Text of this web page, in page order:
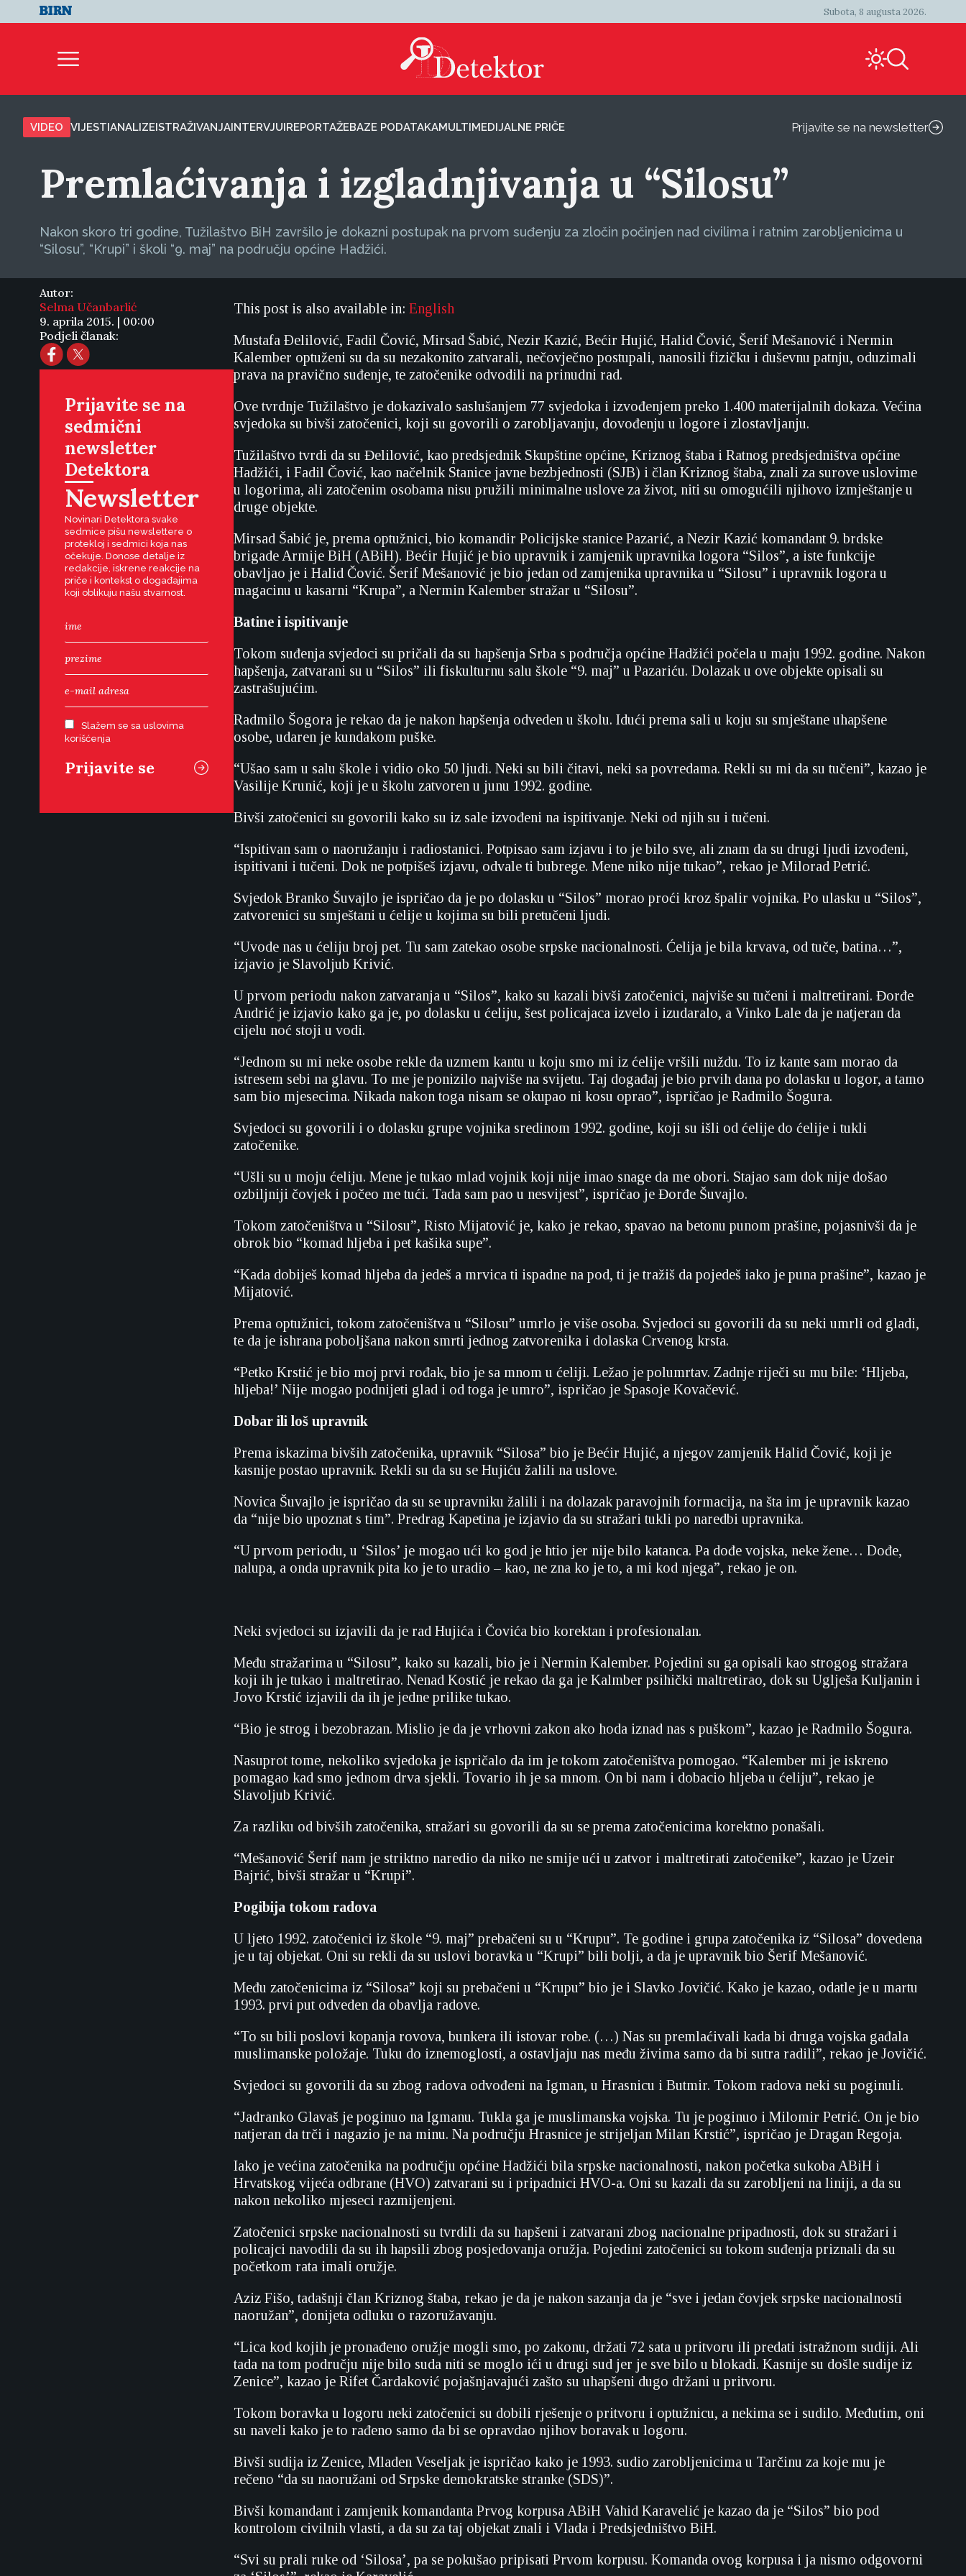
Subota, 8 augusta 2026.
VIDEO VIJESTIANALIZEISTRAŽIVANJAINTERVJUIREPORTAŽEBAZE PODATAKAMULTIMEDIJALNE PRIČE Prijavite se na newsletter
Premlaćivanja i izgladnjivanja u “Silosu”
Nakon skoro tri godine, Tužilaštvo BiH završilo je dokazni postupak na prvom suđenju za zločin počinjen nad civilima i ratnim zarobljenicima u
“Silosu”, “Krupi” i školi “9. maj” na području općine Hadžići.
Autor:
Selma Učanbarlić
9. aprila 2015. | 00:00
Podjeli članak:
Prijavite se na
sedmični
newsletter
Detektora
Newsletter
Novinari Detektora svake
sedmice pišu newslettere o
protekloj i sedmici koja nas
očekuje. Donose detalje iz
redakcije, iskrene reakcije na
priče i kontekst o događajima
koji oblikuju našu stvarnost.
Slažem se sa uslovima
korišćenja
This post is also available in: English
Mustafa Ðelilović, Fadil Čović, Mirsad Šabić, Nezir Kazić, Bećir Hujić, Halid Čović, Šerif Mešanović i Nermin
Kalember optuženi su da su nezakonito zatvarali, nečovječno postupali, nanosili fizičku i duševnu patnju, oduzimali
prava na pravično suđenje, te zatočenike odvodili na prinudni rad.
Ove tvrdnje Tužilaštvo je dokazivalo saslušanjem 77 svjedoka i izvođenjem preko 1.400 materijalnih dokaza. Većina
svjedoka su bivši zatočenici, koji su govorili o zarobljavanju, dovođenju u logore i zlostavljanju.
Tužilaštvo tvrdi da su Đelilović, kao predsjednik Skupštine općine, Kriznog štaba i Ratnog predsjedništva općine
Hadžići, i Fadil Čović, kao načelnik Stanice javne bezbjednosti (SJB) i član Kriznog štaba, znali za surove uslovime
u logorima, ali zatočenim osobama nisu pružili minimalne uslove za život, niti su omogućili njihovo izmještanje u
druge objekte.
Mirsad Šabić je, prema optužnici, bio komandir Policijske stanice Pazarić, a Nezir Kazić komandant 9. brdske
brigade Armije BiH (ABiH). Bećir Hujić je bio upravnik i zamjenik upravnika logora “Silos”, a iste funkcije
obavljao je i Halid Čović. Šerif Mešanović je bio jedan od zamjenika upravnika u “Silosu” i upravnik logora u
magacinu u kasarni “Krupa”, a Nermin Kalember stražar u “Silosu”.
Batine i ispitivanje
Tokom suđenja svjedoci su pričali da su hapšenja Srba s područja općine Hadžići počela u maju 1992. godine. Nakon
hapšenja, zatvarani su u “Silos” ili fiskulturnu salu škole “9. maj” u Pazariću. Dolazak u ove objekte opisali su
zastrašujućim.
Radmilo Šogora je rekao da je nakon hapšenja odveden u školu. Idući prema sali u koju su smještane uhapšene
osobe, udaren je kundakom puške.
“Ušao sam u salu škole i vidio oko 50 ljudi. Neki su bili čitavi, neki sa povredama. Rekli su mi da su tučeni”, kazao je
Vasilije Krunić, koji je u školu zatvoren u junu 1992. godine.
Bivši zatočenici su govorili kako su iz sale izvođeni na ispitivanje. Neki od njih su i tučeni.
“Ispitivan sam o naoružanju i radiostanici. Potpisao sam izjavu i to je bilo sve, ali znam da su drugi ljudi izvođeni,
ispitivani i tučeni. Dok ne potpišeš izjavu, odvale ti bubrege. Mene niko nije tukao”, rekao je Milorad Petrić.
Svjedok Branko Šuvajlo je ispričao da je po dolasku u “Silos” morao proći kroz špalir vojnika. Po ulasku u “Silos”,
zatvorenici su smještani u ćelije u kojima su bili pretučeni ljudi.
“Uvode nas u ćeliju broj pet. Tu sam zatekao osobe srpske nacionalnosti. Ćelija je bila krvava, od tuče, batina…”,
izjavio je Slavoljub Krivić.
U prvom periodu nakon zatvaranja u “Silos”, kako su kazali bivši zatočenici, najviše su tučeni i maltretirani. Đorđe
Andrić je izjavio kako ga je, po dolasku u ćeliju, šest policajaca izvelo i izudaralo, a Vinko Lale da je natjeran da
cijelu noć stoji u vodi.
“Jednom su mi neke osobe rekle da uzmem kantu u koju smo mi iz ćelije vršili nuždu. To iz kante sam morao da
istresem sebi na glavu. To me je ponizilo najviše na svijetu. Taj događaj je bio prvih dana po dolasku u logor, a tamo
sam bio mjesecima. Nikada nakon toga nisam se okupao ni kosu oprao”, ispričao je Radmilo Šogura.
Svjedoci su govorili i o dolasku grupe vojnika sredinom 1992. godine, koji su išli od ćelije do ćelije i tukli
zatočenike.
“Ušli su u moju ćeliju. Mene je tukao mlad vojnik koji nije imao snage da me obori. Stajao sam dok nije došao
ozbiljniji čovjek i počeo me tući. Tada sam pao u nesvijest”, ispričao je Đorđe Šuvajlo.
Tokom zatočeništva u “Silosu”, Risto Mijatović je, kako je rekao, spavao na betonu punom prašine, pojasnivši da je
obrok bio “komad hljeba i pet kašika supe”.
“Kada dobiješ komad hljeba da jedeš a mrvica ti ispadne na pod, ti je tražiš da pojedeš iako je puna prašine”, kazao je
Mijatović.
Prema optužnici, tokom zatočeništva u “Silosu” umrlo je više osoba. Svjedoci su govorili da su neki umrli od gladi,
te da je ishrana poboljšana nakon smrti jednog zatvorenika i dolaska Crvenog krsta.
“Petko Krstić je bio moj prvi rođak, bio je sa mnom u ćeliji. Ležao je polumrtav. Zadnje riječi su mu bile: ‘Hljeba,
hljeba!’ Nije mogao podnijeti glad i od toga je umro”, ispričao je Spasoje Kovačević.
Dobar ili loš upravnik
Prema iskazima bivših zatočenika, upravnik “Silosa” bio je Bećir Hujić, a njegov zamjenik Halid Čović, koji je
kasnije postao upravnik. Rekli su da su se Hujiću žalili na uslove.
Novica Šuvajlo je ispričao da su se upravniku žalili i na dolazak paravojnih formacija, na šta im je upravnik kazao
da “nije bio upoznat s tim”. Predrag Kapetina je izjavio da su stražari tukli po naredbi upravnika.
“U prvom periodu, u ‘Silos’ je mogao ući ko god je htio jer nije bilo katanca. Pa dođe vojska, neke žene… Dođe,
nalupa, a onda upravnik pita ko je to uradio – kao, ne zna ko je to, a mi kod njega”, rekao je on.
Neki svjedoci su izjavili da je rad Hujića i Čovića bio korektan i profesionalan.
Među stražarima u “Silosu”, kako su kazali, bio je i Nermin Kalember. Pojedini su ga opisali kao strogog stražara
koji ih je tukao i maltretirao. Nenad Kostić je rekao da ga je Kalmber psihički maltretirao, dok su Uglješa Kuljanin i
Jovo Krstić izjavili da ih je jedne prilike tukao.
“Bio je strog i bezobrazan. Mislio je da je vrhovni zakon ako hoda iznad nas s puškom”, kazao je Radmilo Šogura.
Nasuprot tome, nekoliko svjedoka je ispričalo da im je tokom zatočeništva pomogao. “Kalember mi je iskreno
pomagao kad smo jednom drva sjekli. Tovario ih je sa mnom. On bi nam i dobacio hljeba u ćeliju”, rekao je
Slavoljub Krivić.
Za razliku od bivših zatočenika, stražari su govorili da su se prema zatočenicima korektno ponašali.
“Mešanović Šerif nam je striktno naredio da niko ne smije ući u zatvor i maltretirati zatočenike”, kazao je Uzeir
Bajrić, bivši stražar u “Krupi”.
Pogibija tokom radova
U ljeto 1992. zatočenici iz škole “9. maj” prebačeni su u “Krupu”. Te godine i grupa zatočenika iz “Silosa” dovedena
je u taj objekat. Oni su rekli da su uslovi boravka u “Krupi” bili bolji, a da je upravnik bio Šerif Mešanović.
Među zatočenicima iz “Silosa” koji su prebačeni u “Krupu” bio je i Slavko Jovičić. Kako je kazao, odatle je u martu
1993. prvi put odveden da obavlja radove.
“To su bili poslovi kopanja rovova, bunkera ili istovar robe. (…) Nas su premlaćivali kada bi druga vojska gađala
muslimanske položaje. Tuku do iznemoglosti, a ostavljaju nas među živima samo da bi sutra radili”, rekao je Jovičić.
Svjedoci su govorili da su zbog radova odvođeni na Igman, u Hrasnicu i Butmir. Tokom radova neki su poginuli.
“Jadranko Glavaš je poginuo na Igmanu. Tukla ga je muslimanska vojska. Tu je poginuo i Milomir Petrić. On je bio
natjeran da trči i nagazio je na minu. Na području Hrasnice je strijeljan Milan Krstić”, ispričao je Dragan Regoja.
Iako je većina zatočenika na području općine Hadžići bila srpske nacionalnosti, nakon početka sukoba ABiH i
Hrvatskog vijeća odbrane (HVO) zatvarani su i pripadnici HVO-a. Oni su kazali da su zarobljeni na liniji, a da su
nakon nekoliko mjeseci razmijenjeni.
Zatočenici srpske nacionalnosti su tvrdili da su hapšeni i zatvarani zbog nacionalne pripadnosti, dok su stražari i
policajci navodili da su ih hapsili zbog posjedovanja oružja. Pojedini zatočenici su tokom suđenja priznali da su
početkom rata imali oružje.
Aziz Fišo, tadašnji član Kriznog štaba, rekao je da je nakon sazanja da je “sve i jedan čovjek srpske nacionalnosti
naoružan”, donijeta odluku o razoružavanju.
“Lica kod kojih je pronađeno oružje mogli smo, po zakonu, držati 72 sata u pritvoru ili predati istražnom sudiji. Ali
tada na tom području nije bilo suda niti se moglo ići u drugi sud jer je sve bilo u blokadi. Kasnije su došle sudije iz
Zenice”, kazao je Rifet Čardaković pojašnjavajući zašto su uhapšeni dugo držani u pritvoru.
Tokom boravka u logoru neki zatočenici su dobili rješenje o pritvoru i optužnicu, a nekima se i sudilo. Međutim, oni
su naveli kako je to rađeno samo da bi se opravdao njihov boravak u logoru.
Bivši sudija iz Zenice, Mladen Veseljak je ispričao kako je 1993. sudio zarobljenicima u Tarčinu za koje mu je
rečeno “da su naoružani od Srpske demokratske stranke (SDS)”.
Bivši komandant i zamjenik komandanta Prvog korpusa ABiH Vahid Karavelić je kazao da je “Silos” bio pod
kontrolom civilnih vlasti, a da su za taj objekat znali i Vlada i Predsjedništvo BiH.
“Svi su prali ruke od ‘Silosa’, pa se pokušao pripisati Prvom korpusu. Komanda ovog korpusa i ja nismo odgovorni